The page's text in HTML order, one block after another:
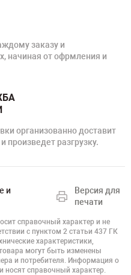
заказу и
начиная от офрмления и
организованно доставит
произведет разгрузку.
и
Версия для
печати
справочный характер и не
с пунктом 2 статьи 437 ГК
характеристики,
могут быть изменены
и потребителя. Информация о
носят справочный характер.